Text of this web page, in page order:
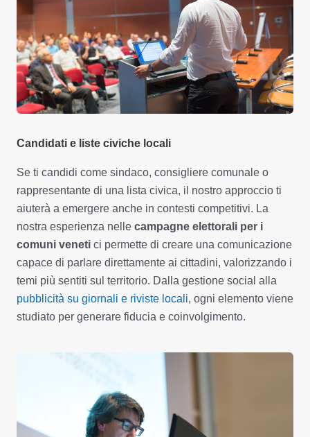
Candidati e liste civiche locali
Se ti candidi come sindaco, consigliere comunale o
rappresentante di una lista civica, il nostro approccio ti
aiuterà a emergere anche in contesti competitivi. La
nostra esperienza nelle campagne elettorali per i
comuni veneti ci permette di creare una comunicazione
capace di parlare direttamente ai cittadini, valorizzando i
temi più sentiti sul territorio. Dalla gestione social alla
pubblicità su giornali e riviste locali, ogni elemento viene
studiato per generare fiducia e coinvolgimento.